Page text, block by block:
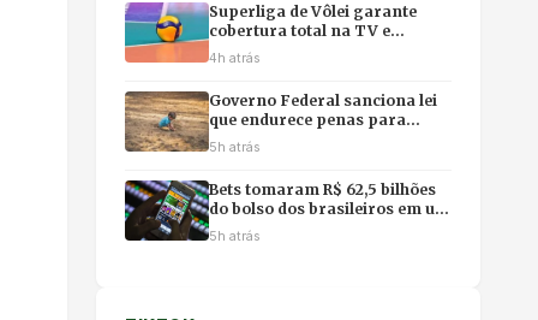
Superliga de Vôlei garante
cobertura total na TV e
premiação recorde de R$ 3,6
4h atrás
Governo Federal sanciona lei
que endurece penas para
crimes sexuais contra
5h atrás
Bets tomaram R$ 62,5 bilhões
do bolso dos brasileiros em um
ano, revela estudo
5h atrás